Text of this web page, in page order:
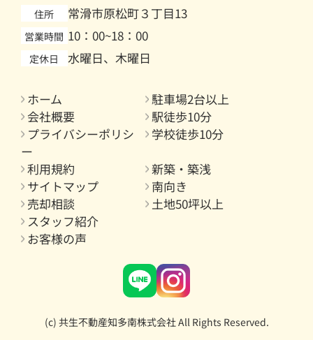
住所 常滑市原松町３丁目13
営業時間 10：00~18：00
定休日 水曜日、木曜日
ホーム
駐車場2台以上
会社概要
駅徒歩10分
プライバシーポリシ
ー
学校徒歩10分
利用規約
新築・築浅
サイトマップ
南向き
売却相談
土地50坪以上
スタッフ紹介
お客様の声
(c) 共生不動産知多南株式会社 All Rights Reserved.